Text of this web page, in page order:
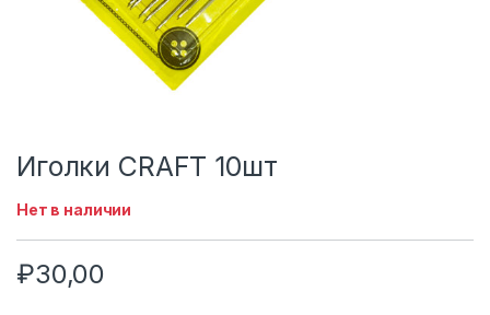
Иголки CRAFT 10шт
Нет в наличии
₽30,00